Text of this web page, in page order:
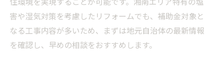
害や湿気対策を考慮したリフォームでも、補助金対象と
なる工事内容が多いため、まずは地元自治体の最新情報
を確認し、早めの相談をおすすめします。